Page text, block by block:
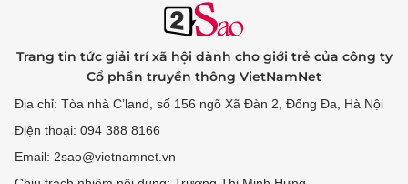
Trang tin tức giải trí xã hội dành cho giới trẻ của công ty
Cổ phần truyền thông VietNamNet
Địa chỉ: Tòa nhà C’land, số 156 ngõ Xã Đàn 2, Đống Đa, Hà Nội
Điện thoại: 094 388 8166
Email: 2sao@vietnamnet.vn